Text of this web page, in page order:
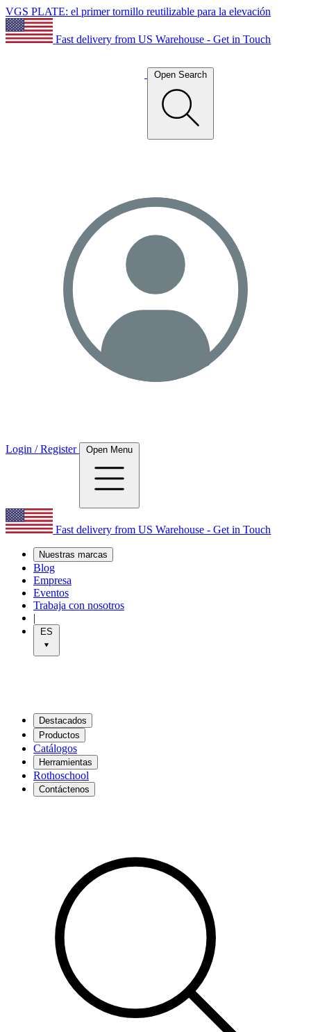
VGS PLATE: el primer tornillo reutilizable para la elevación
Fast delivery from US Warehouse - Get in Touch
Open Search
Login / Register Open Menu
Fast delivery from US Warehouse - Get in Touch
Nuestras marcas
Blog
Empresa
Eventos
Trabaja con nosotros
|
ES
Destacados
Productos
Catálogos
Herramientas
Rothoschool
Contáctenos